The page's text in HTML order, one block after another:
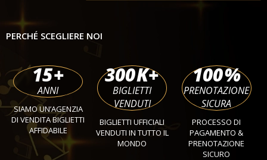
PERCHÉ SCEGLIERE NOI
15+
ANNI
SIAMO UN’AGENZIA
DI VENDITA BIGLIETTI
AFFIDABILE
300K+
BIGLIETTI
VENDUTI
BIGLIETTI UFFICIALI
VENDUTI IN TUTTO IL
MONDO
100%
PRENOTAZIONE
SICURA
PROCESSO DI
PAGAMENTO &
PRENOTAZIONE
SICURO